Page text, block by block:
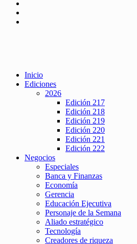
Inicio
Ediciones
2026
Edición 217
Edición 218
Edición 219
Edición 220
Edición 221
Edición 222
Negocios
Especiales
Banca y Finanzas
Economía
Gerencia
Educación Ejecutiva
Personaje de la Semana
Aliado estratégico
Tecnología
Creadores de riqueza